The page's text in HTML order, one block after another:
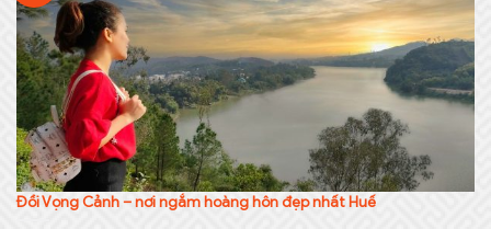
Đồi Vọng Cảnh – nơi ngắm hoàng hôn đẹp nhất Huế